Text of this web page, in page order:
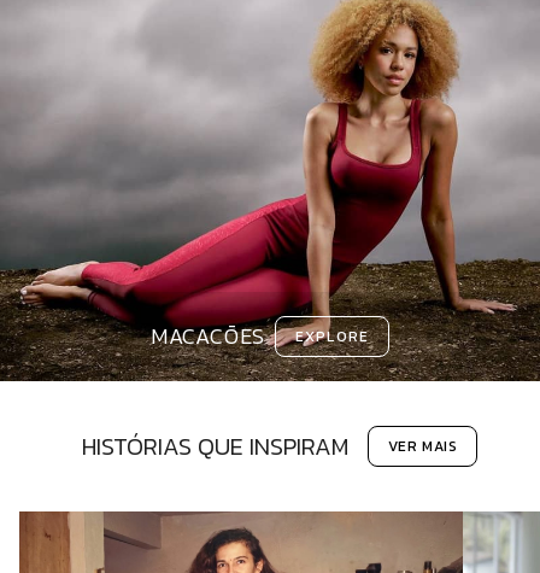
MACACÕES EXPLORE
HISTÓRIAS QUE INSPIRAM VER MAIS